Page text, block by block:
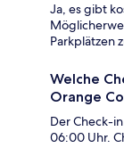
Ja, es gibt
Parkplätzen
Welche
Orange
Der Check-
06:00 Uhr.